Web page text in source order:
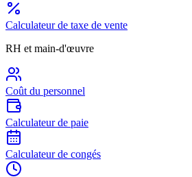
Calculateur de taxe de vente
RH et main-d'œuvre
Coût du personnel
Calculateur de paie
Calculateur de congés